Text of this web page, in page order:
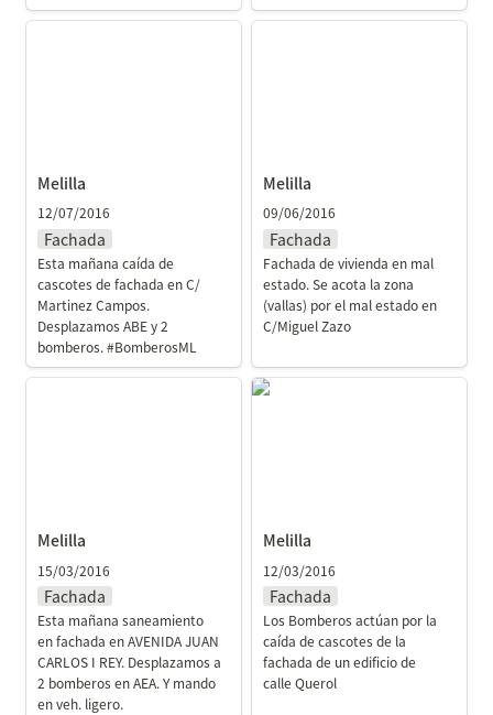
Melilla
12/07/2016
Fachada
Esta mañana caída de
cascotes de fachada en C/
Martinez Campos.
Desplazamos ABE y 2
bomberos. #BomberosML
Melilla
09/06/2016
Fachada
Fachada de vivienda en mal
estado. Se acota la zona
(vallas) por el mal estado en
C/Miguel Zazo
Melilla
15/03/2016
Fachada
Esta mañana saneamiento
en fachada en AVENIDA JUAN
CARLOS I REY. Desplazamos a
2 bomberos en AEA. Y mando
en veh. ligero.
Melilla
Melilla
12/03/2016
Fachada
Los Bomberos actúan por la
caída de cascotes de la
fachada de un edificio de
calle Querol